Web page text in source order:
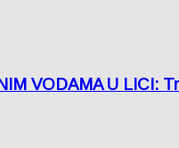
VODAMA U LICI: